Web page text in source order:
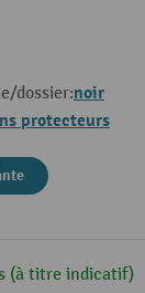
dossier:noir
protecteurs
(à titre indicatif)